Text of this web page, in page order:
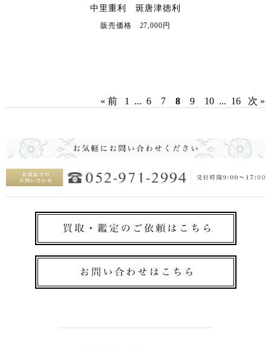
中里重利 斑唐津徳利
販売価格 27,000円
« 前 1 ... 6 7 8 9 10 ... 16 次 »